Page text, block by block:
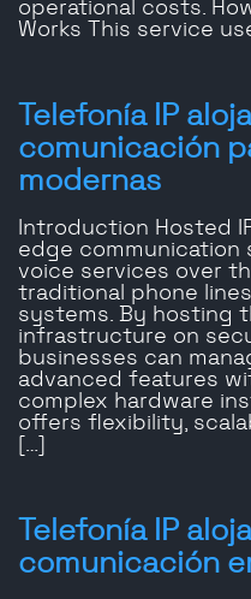
operational costs.
Works This service
Telefonía IP
comunicación
modernas
Introduction Hosted
edge communication
voice services over
traditional phone
systems. By hosting
infrastructure on
businesses can
advanced features
complex hardware
offers flexibility,
[…]
Telefonía IP
comunicación